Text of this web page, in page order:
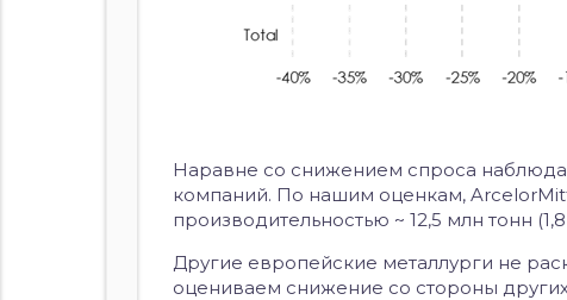
Наравне со снижением спроса
компаний. По нашим оценкам,
производительностью ~ 12,5 млн тонн
Другие европейские металлурги не
оцениваем снижение со стороны